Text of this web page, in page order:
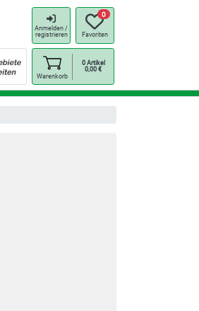
Anmelden /
registrieren
0
Favoriten
Warenkorb
0 Artikel
0,00€